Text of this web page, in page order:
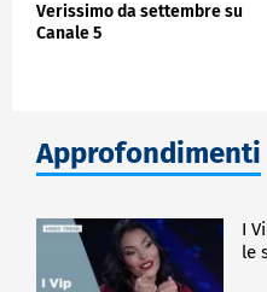
Verissimo da settembre su
Canale 5
Approfondimenti
I
le